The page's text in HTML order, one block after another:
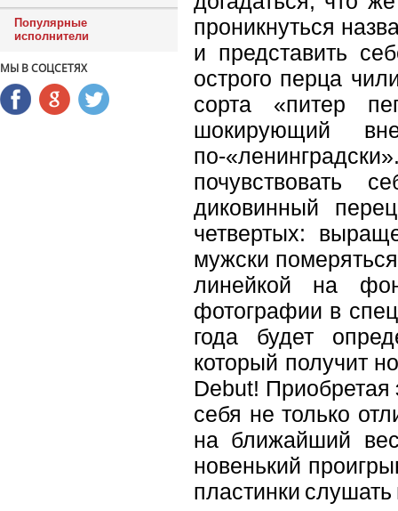
Популярные
исполнители
МЫ В СОЦСЕТЯХ
проникнуться
и представить
острого перца
сорта «питер
шокирующий
по-
почувствовать
диковинный
четвертых:
мужски
линейкой на
фотографии в
года будет
который получит
Debut! Приобретая
себя не только
на ближайший
новенький
пластинки